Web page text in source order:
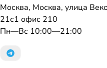
Москва, Москва, улица
21с1 офис 210
Пн—Вс 10:00—21:00